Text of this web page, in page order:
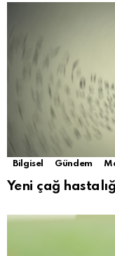
Bilgisel Gündem
Yeni çağ